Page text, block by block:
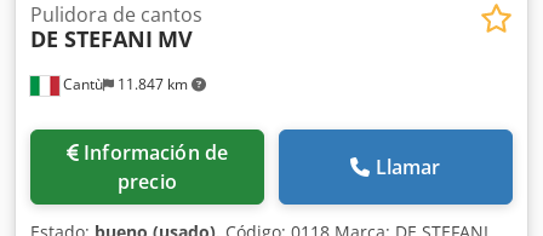
Cantù 11.847 km
Pulidora de cantos
DE STEFANI MV
Información de
precio
Llamar